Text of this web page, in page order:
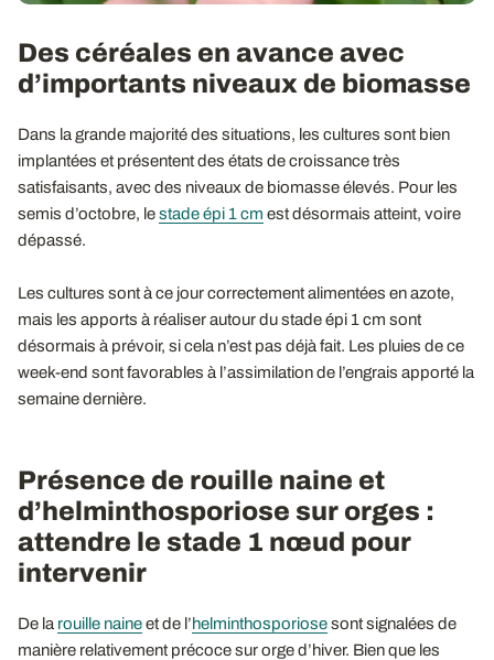
Des céréales en avance avec
d’importants niveaux de biomasse
Dans la grande majorité des situations, les cultures sont bien
implantées et présentent des états de croissance très
satisfaisants, avec des niveaux de biomasse élevés. Pour les
semis d’octobre, lestade épi 1 cm est désormais atteint, voire
dépassé.
Les cultures sont à ce jour correctement alimentées en azote,
mais les apports à réaliser autour du stade épi 1 cm sont
désormais à prévoir, si cela n’est pas déjà fait. Les pluies de ce
week-end sont favorables à l’assimilation de l’engrais apporté la
semaine dernière.
Présence de rouille naine et
d’helminthosporiose sur orges :
attendre le stade 1 nœud pour
intervenir
De la rouille naineet de l’helminthosporiosesont signalées de
manière relativement précoce sur orge d’hiver. Bien que les